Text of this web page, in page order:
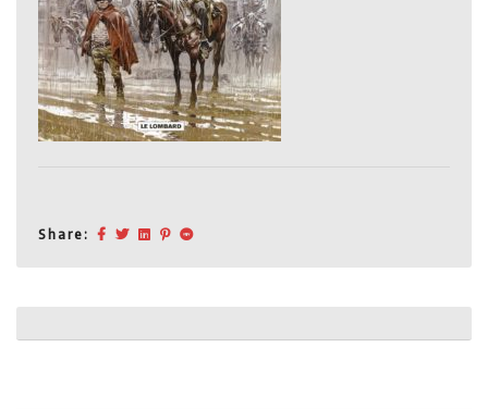
Share:
Post